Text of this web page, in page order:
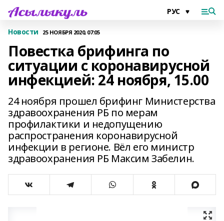
Новости 25 НОЯБРЯ 2020, 07:05
Повестка брифинга по
ситуации с коронавирусной
инфекцией: 24 ноября, 15.00
24 ноября прошел брифинг Министерства
здравоохранения РБ по мерам
профилактики и недопущению
распространения коронавирусной
инфекции в регионе. Вёл его министр
здравоохранения РБ Максим Забелин.